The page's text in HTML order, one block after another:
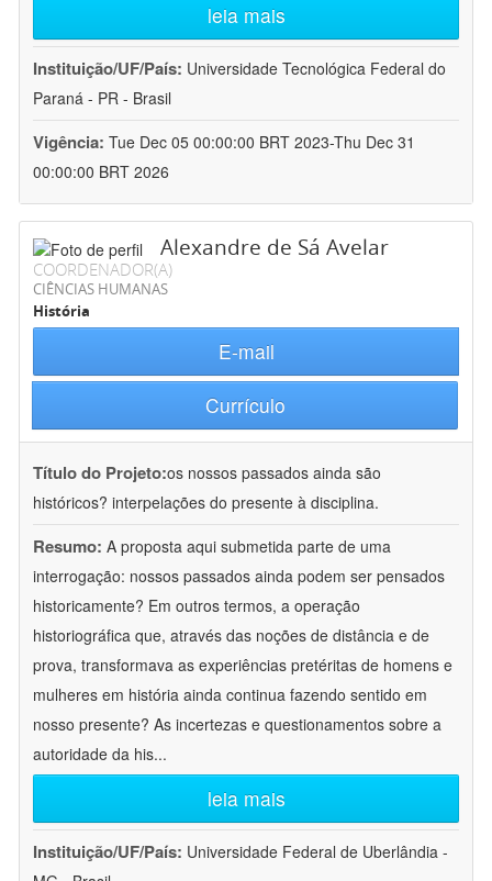
leia mais
Instituição/UF/País: Universidade Tecnológica Federal do
Paraná - PR - Brasil
Vigência: Tue Dec 05 00:00:00 BRT 2023-Thu Dec 31
00:00:00 BRT 2026
Alexandre de Sá Avelar
COORDENADOR(A)
CIÊNCIAS HUMANAS
História
E-mail
Currículo
Título do Projeto:os nossos passados ainda são
históricos? interpelações do presente à disciplina.
Resumo: A proposta aqui submetida parte de uma
interrogação: nossos passados ainda podem ser pensados
historicamente? Em outros termos, a operação
historiográfica que, através das noções de distância e de
prova, transformava as experiências pretéritas de homens e
mulheres em história ainda continua fazendo sentido em
nosso presente? As incertezas e questionamentos sobre a
autoridade da his...
leia mais
Instituição/UF/País: Universidade Federal de Uberlândia -